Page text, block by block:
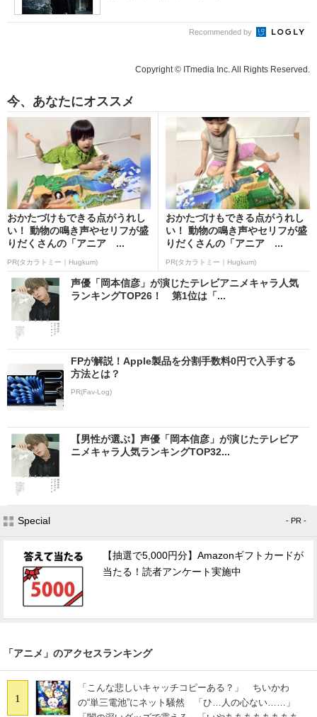
Recommended by
Copyright © ITmedia Inc. All Rights Reserved.
今、あなたにオススメ
おかたづけもできる点がうれし
い！ 動物の鳴き声やセリフが盛
りだくさんの「アニア ...
PR(タカラトミー｜Hugkum)
おかたづけもできる点がうれし
い！ 動物の鳴き声やセリフが盛
りだくさんの「アニア ...
PR(タカラトミー｜Hugkum)
声優「岡本信彦」が演じたテレビアニメキャラ人気
ランキングTOP26！ 第1位は「...
FPが解説！Apple製品を分割手数料0円で入手する
方法とは？
PR(Fav-Log)
【男性が選ぶ】声優「岡本信彦」が演じたテレビア
ニメキャラ人気ランキングTOP32...
Special - PR -
【抽選で5,000円分】Amazonギフトカードが
当たる！読者アンケート実施中
「アニメ」のアクセスランキング
1
「こんな悲しいキャッチコピーある？」 ちいかわ
の“単三電池”にネット騒然 「ひ…人の心ない……」